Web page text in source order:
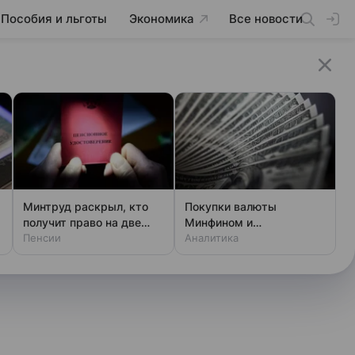
Пособия и льготы Экономика Все новости
Минтруд раскрыл, кто
получит право на две
пенсии
Пенсии
Покупки валюты
Минфином и
спекулянтами разогнали
Аналитика